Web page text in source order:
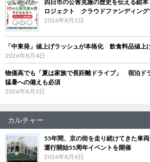
四日市の公害克服の歴史を伝える絵
ロジェクト クラウドファンディング
2026年8月5日
「中東発」値上げラッシュが本格化 飲食料品値上
2026年8月4日
物価高でも「夏は家族で長距離ドライブ」 宿泊ド
猛暑への備えも必須
2026年8月3日
カルチャー
55年間、京の街を走り続けてきた車
運行開始55周年イベントを開催
2026年8月6日